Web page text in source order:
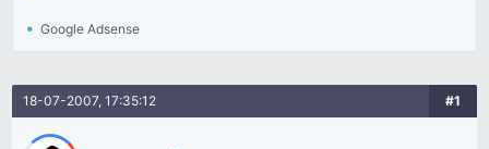
Google Adsense
18-07-2007, 17:35:12 #1